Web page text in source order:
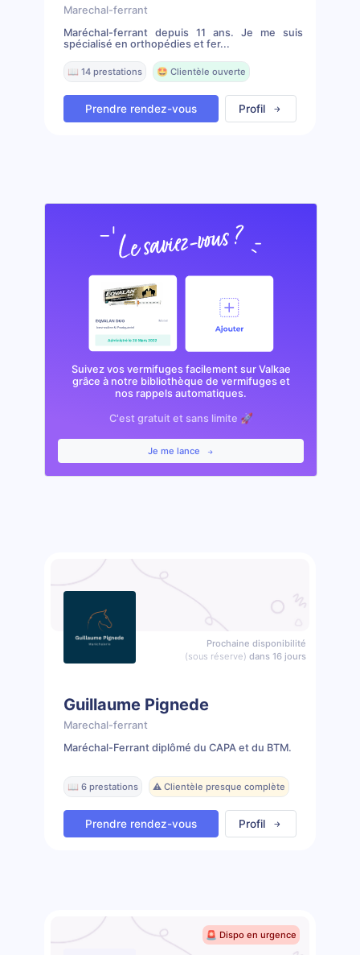
Marechal-ferrant
Maréchal-ferrant depuis 11 ans. Je me suis
spécialisé en orthopédies et fer...
📖 14 prestations 🤩 Clientèle ouverte
Prendre rendez-vous Profil
Suivez vos vermifuges facilement sur Valkae
grâce à notre bibliothèque de vermifuges et
nos rappels automatiques.
C'est gratuit et sans limite 🚀
Je me lance
Prochaine disponibilité
(sous réserve) dans 16 jours
Guillaume Pignede
Marechal-ferrant
Maréchal-Ferrant diplômé du CAPA et du BTM.
📖 6 prestations ⚠️ Clientèle presque complète
Prendre rendez-vous Profil
🚨 Dispo en urgence